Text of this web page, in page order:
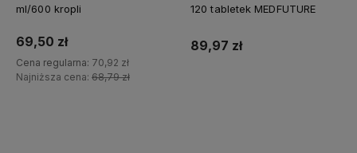
ml/600 kropli
69,50 zł
Cena regularna: 70,92 zł
Najniższa cena: 68,79 zł
120 tabletek MEDFUTURE
89,97 zł